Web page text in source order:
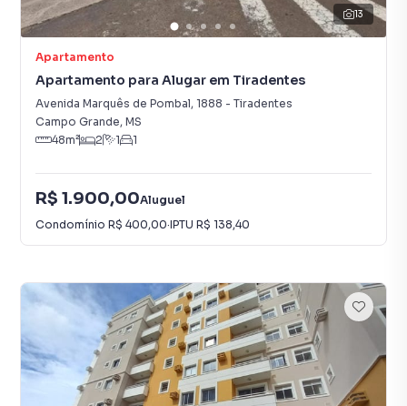
13
Apartamento
Apartamento para Alugar em Tiradentes
Avenida Marquês de Pombal, 1888 - Tiradentes
Campo Grande, MS
48m² 2 1 1
R$ 1.900,00Aluguel
Condomínio R$ 400,00·IPTU R$ 138,40